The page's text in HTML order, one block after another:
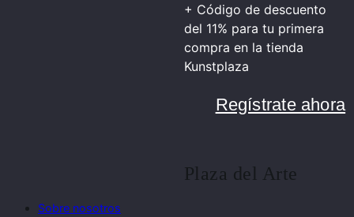
+ Código de descuento
del 11% para tu primera
compra en la tienda
Kunstplaza
Regístrate ahora
Plaza del Arte
Sobre nosotros